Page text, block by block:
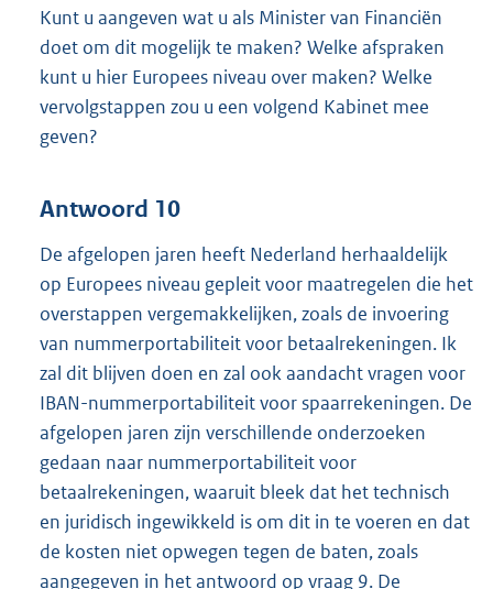
Kunt u aangeven wat u als Minister van Financiën
doet om dit mogelijk te maken? Welke afspraken
kunt u hier Europees niveau over maken? Welke
vervolgstappen zou u een volgend Kabinet mee
geven?
Antwoord 10
De afgelopen jaren heeft Nederland herhaaldelijk
op Europees niveau gepleit voor maatregelen die het
overstappen vergemakkelijken, zoals de invoering
van nummerportabiliteit voor betaalrekeningen. Ik
zal dit blijven doen en zal ook aandacht vragen voor
IBAN-nummerportabiliteit voor spaarrekeningen. De
afgelopen jaren zijn verschillende onderzoeken
gedaan naar nummerportabiliteit voor
betaalrekeningen, waaruit bleek dat het technisch
en juridisch ingewikkeld is om dit in te voeren en dat
de kosten niet opwegen tegen de baten, zoals
aangegeven in het antwoord op vraag 9. De